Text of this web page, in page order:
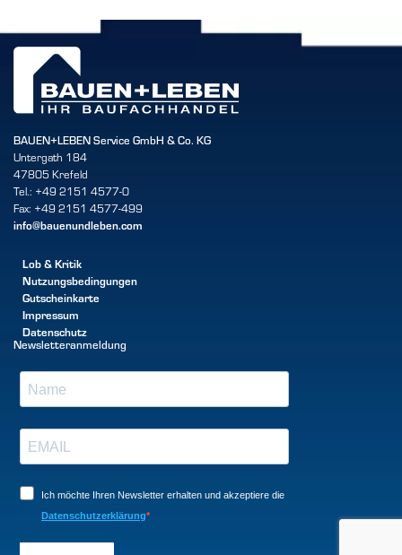
BAUEN+LEBEN Service GmbH & Co. KG
Untergath 184
47805 Krefeld
Tel.: +49 2151 4577-0
Fax: +49 2151 4577-499
info@bauenundleben.com
Lob & Kritik
Nutzungsbedingungen
Gutscheinkarte
Impressum
Datenschutz
Newsletteranmeldung
Ich möchte Ihren Newsletter erhalten und akzeptiere die
Datenschutzerklärung